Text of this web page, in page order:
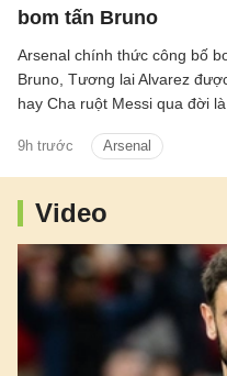
bom tấn Bruno
9h trước Arsenal
Arsenal chính thức công bố
Bruno, Tương lai Alvarez
hay Cha ruột Messi qua đời là
Video